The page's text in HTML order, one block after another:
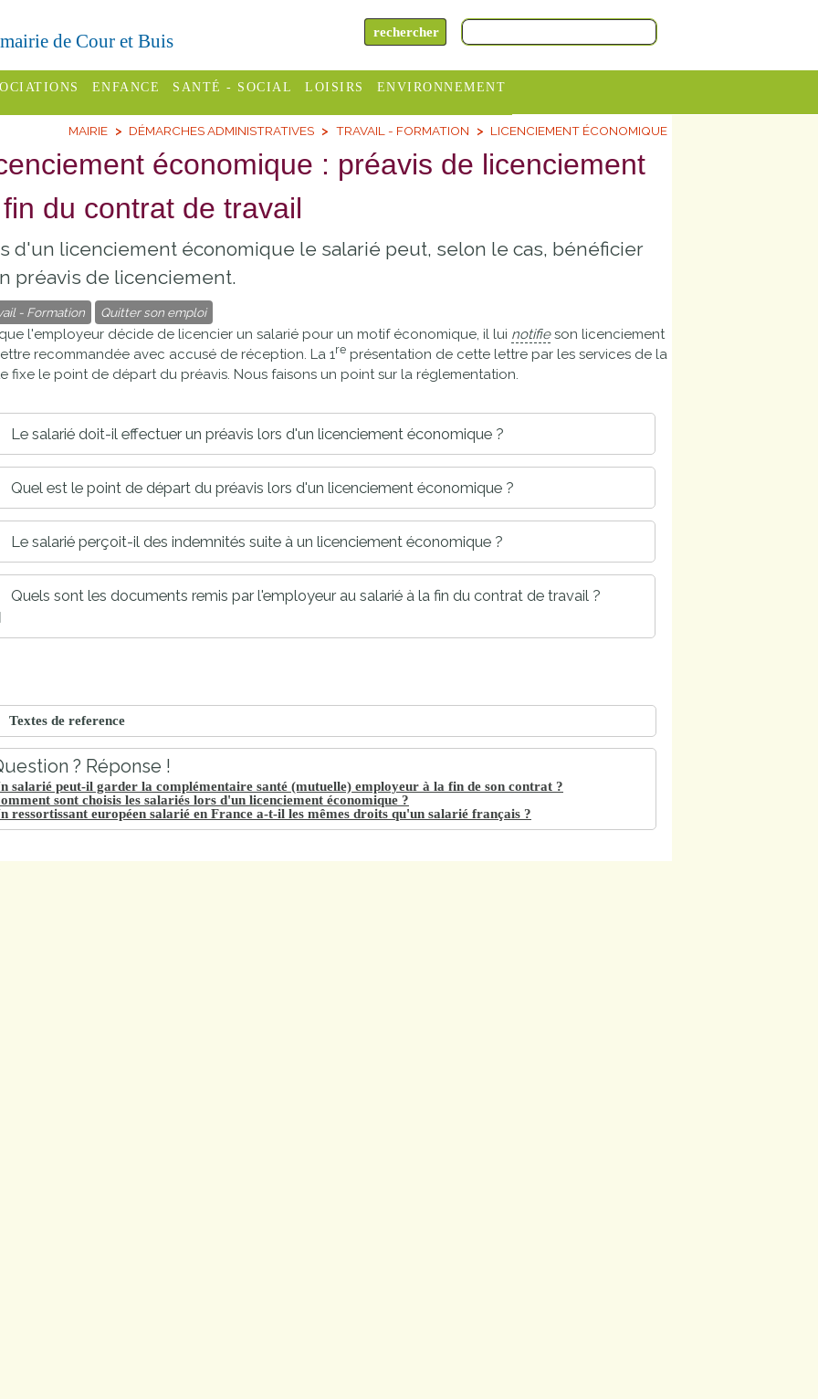
de Cour et Buis
des
Varèze
des
ENFANCE
Assistantes
maternelles
Relais
maternelle
enfance
Etablissements
publics
Établissements
scolaires
privés
SANTÉ - SOCIAL
Centres
sociaux
ADMR
CCAS
Conseil
Départemental
Le SSIAD
des Trois
LOISIRS
Campings
tourisme
Piscines
Sélection
proches de
Cour et
Visiter,
découvrir
et
s'amuser
ENVIRONNEMENT
Horaires
Déchèteries
MAIRIE DÉMARCHES ADMINISTRATIVES TRAVAIL - FORMATION LICENCIEMENT ÉCONOMIQUE
économique : préavis de licenciement
du contrat de travail
d'un licenciement économique le salarié peut, selon le cas, bénéficier
préavis de licenciement.
- Formation Quitter son emploi
l'employeur décide de licencier un salarié pour un motif économique, il lui notifieson licenciement
recommandée avec accusé de réception. La 1re présentation de cette lettre par les services de la
fixe le point de départ du préavis. Nous faisons un point sur la réglementation.
Le salarié doit-il effectuer un préavis lors d'un licenciement économique ?
Quel est le point de départ du préavis lors d'un licenciement économique ?
Le salarié perçoit-il des indemnités suite à un licenciement économique ?
Quels sont les documents remis par l'employeur au salarié à la fin du contrat de travail ?
Textes de reference
? Réponse !
salarié peut-il garder la complémentaire santé (mutuelle) employeur à la fin de son contrat ?
sont choisis les salariés lors d'un licenciement économique ?
ressortissant européen salarié en France a-t-il les mêmes droits qu'un salarié français ?